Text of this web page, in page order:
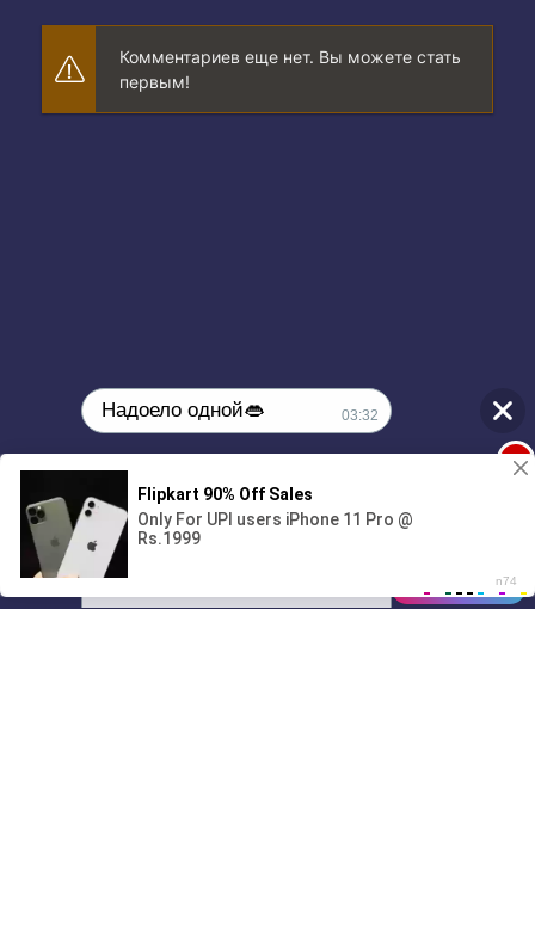
Комментариев еще нет. Вы можете стать
первым!
01/07
00:00
Надоело одной👄 03:32
🔞Может, изменим это?💦
03:32
1